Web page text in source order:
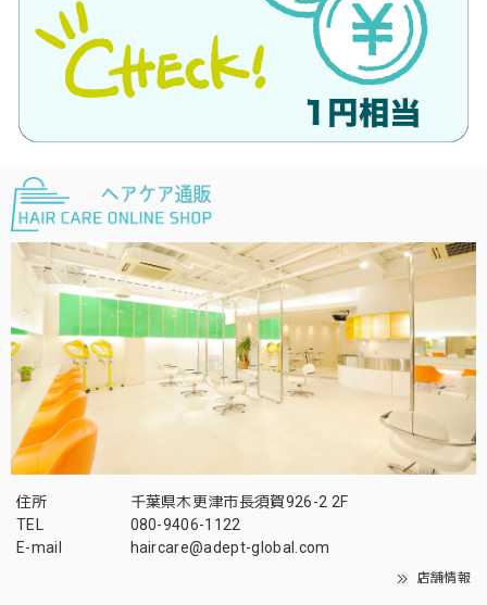
住所
千葉県木更津市長須賀926-2 2F
TEL
080-9406-1122
E-mail
haircare@adept-global.com
店舗情報